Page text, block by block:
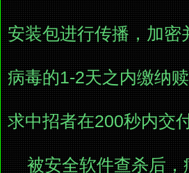
安装包进行传播，加密
病毒的1-2天之内缴纳
求中招者在200秒内交
被安全软件查杀后